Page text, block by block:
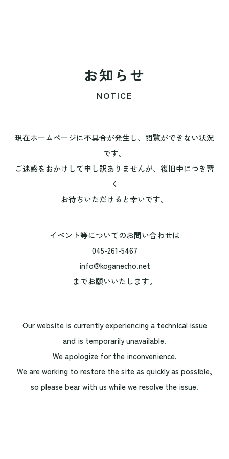
お知らせ
NOTICE
現在ホームページに不具合が発生し、閲覧ができない状況
です。
ご迷惑をおかけして申し訳ありませんが、復旧中につき暫
く
お待ちいただけると幸いです。
イベント等についてのお問い合わせは
045-261-5467
info@koganecho.net
までお願いいたします。
Our website is currently experiencing a technical issue
and is temporarily unavailable.
We apologize for the inconvenience.
We are working to restore the site as quickly as possible,
so please bear with us while we resolve the issue.